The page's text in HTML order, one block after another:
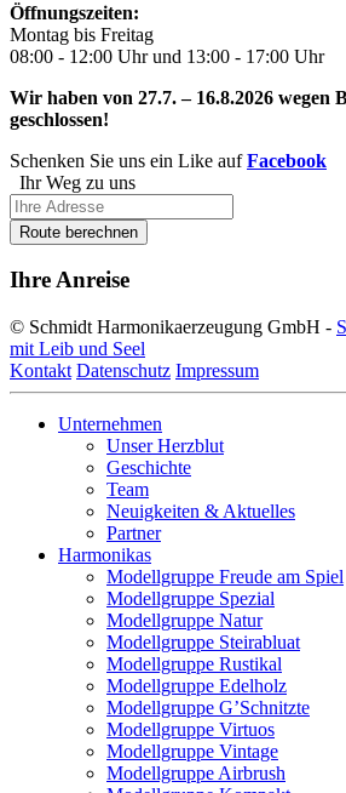
Öffnungszeiten:
Montag bis Freitag
08:00 - 12:00 Uhr und 13:00 - 17:00 Uhr
Wir haben von 27.7. – 16.8.2026 wegen
geschlossen!
Schenken Sie uns ein Like aufFacebook
Ihr Weg zu uns
Route berechnen
Ihre Anreise
© Schmidt Harmonikaerzeugung GmbH -
mit Leib und Seel
Kontakt Datenschutz Impressum
Unternehmen
Unser Herzblut
Geschichte
Team
Neuigkeiten & Aktuelles
Partner
Harmonikas
Modellgruppe Freude am Spiel
Modellgruppe Spezial
Modellgruppe Natur
Modellgruppe Steirabluat
Modellgruppe Rustikal
Modellgruppe Edelholz
Modellgruppe G’Schnitzte
Modellgruppe Virtuos
Modellgruppe Vintage
Modellgruppe Airbrush